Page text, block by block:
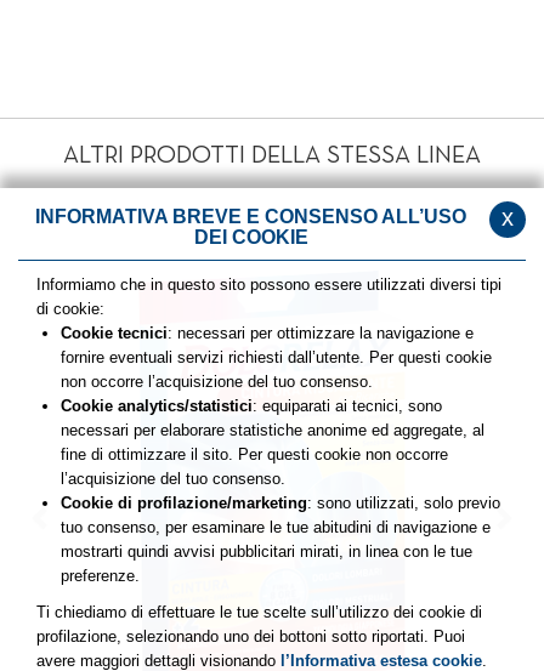
ALTRI PRODOTTI DELLA STESSA LINEA
Precedente
x
INFORMATIVA BREVE E CONSENSO ALL’USO
DEI COOKIE
Informiamo che in questo sito possono essere utilizzati diversi tipi
di cookie:
Cookie tecnici: necessari per ottimizzare la navigazione e
fornire eventuali servizi richiesti dall’utente. Per questi cookie
non occorre l’acquisizione del tuo consenso.
Cookie analytics/statistici: equiparati ai tecnici, sono
necessari per elaborare statistiche anonime ed aggregate, al
fine di ottimizzare il sito. Per questi cookie non occorre
l’acquisizione del tuo consenso.
Cookie di profilazione/marketing: sono utilizzati, solo previo
tuo consenso, per esaminare le tue abitudini di navigazione e
mostrarti quindi avvisi pubblicitari mirati, in linea con le tue
preferenze.
Ti chiediamo di effettuare le tue scelte sull’utilizzo dei cookie di
profilazione, selezionando uno dei bottoni sotto riportati. Puoi
avere maggiori dettagli visionando l’Informativa estesa cookie.